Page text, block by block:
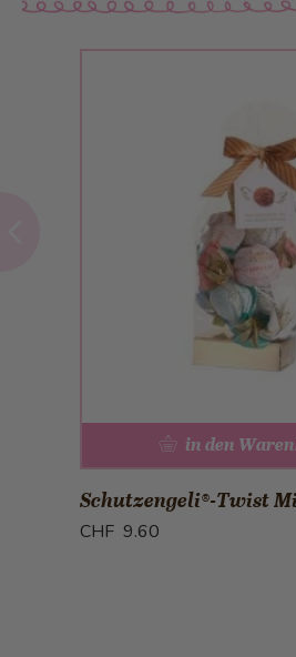
Schutzengeli®-Twist
in den
CHF 9.60